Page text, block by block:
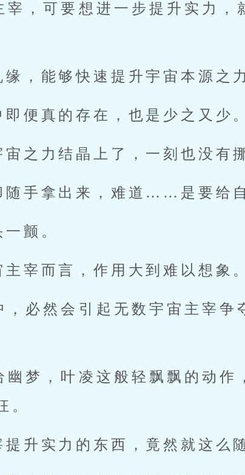
，可要想进一步提升实力，
，能够快速提升宇宙本源之
便真的存在，也是少之又少。
之力结晶上了，一刻也没有
随手拿出来，难道……是要给
颤。
宰而言，作用大到难以想象。
必然会引起无数宇宙主宰争
幽梦，叶凌这般轻飘飘的动作
。
升实力的东西，竟然就这么